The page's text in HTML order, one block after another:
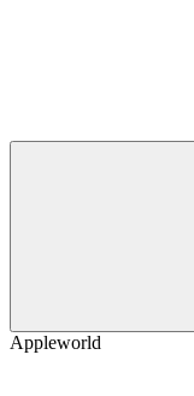
Appleworld